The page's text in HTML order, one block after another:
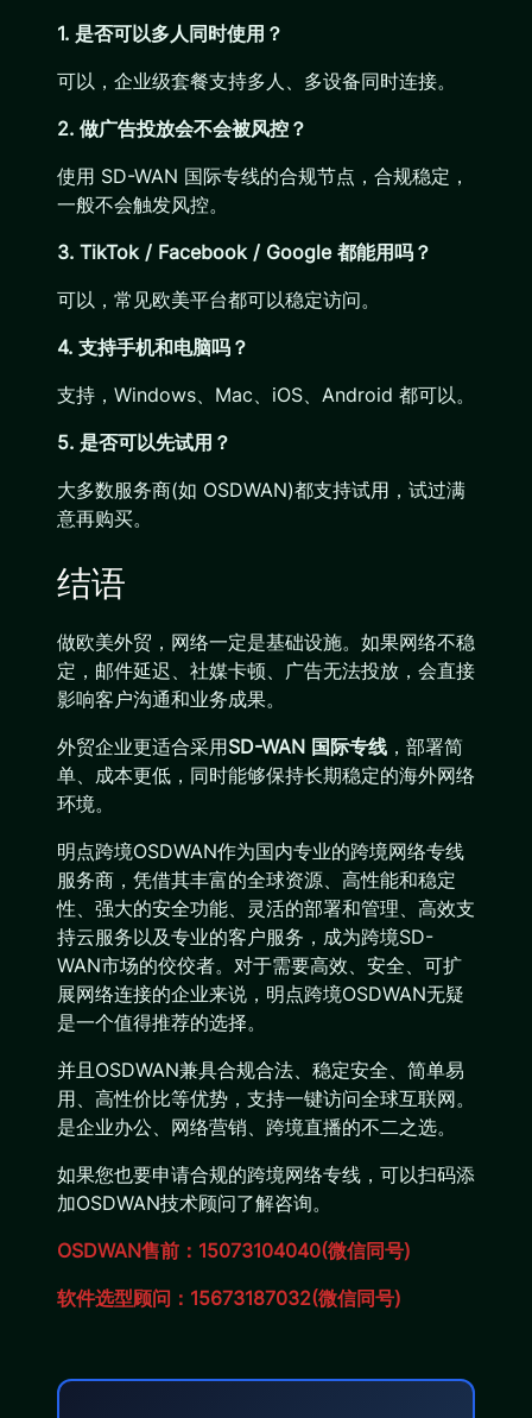
1. 是否可以多人同时使用？
可以，企业级套餐支持多人、多设备同时连接。
2. 做广告投放会不会被风控？
使用 SD-WAN 国际专线的合规节点，合规稳定，
一般不会触发风控。
3. TikTok / Facebook / Google 都能用吗？
可以，常见欧美平台都可以稳定访问。
4. 支持手机和电脑吗？
支持，Windows、Mac、iOS、Android 都可以。
5. 是否可以先试用？
大多数服务商(如 OSDWAN)都支持试用，试过满
意再购买。
结语
做欧美外贸，网络一定是基础设施。如果网络不稳
定，邮件延迟、社媒卡顿、广告无法投放，会直接
影响客户沟通和业务成果。
外贸企业更适合采用SD-WAN 国际专线 ，部署简
单、成本更低，同时能够保持长期稳定的海外网络
环境。
明点跨境OSDWAN作为国内专业的跨境网络专线
服务商，凭借其丰富的全球资源、高性能和稳定
性、强大的安全功能、灵活的部署和管理、高效支
持云服务以及专业的客户服务，成为跨境SD-
WAN市场的佼佼者。对于需要高效、安全、可扩
展网络连接的企业来说，明点跨境OSDWAN无疑
是一个值得推荐的选择。
并且OSDWAN兼具合规合法、稳定安全、简单易
用、高性价比等优势，支持一键访问全球互联网。
是企业办公、网络营销、跨境直播的不二之选。
如果您也要申请合规的跨境网络专线，可以扫码添
加OSDWAN技术顾问了解咨询。
OSDWAN售前：15073104040(微信同号)
软件选型顾问：15673187032(微信同号)